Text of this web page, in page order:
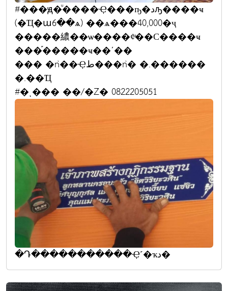
#���ԭ�ͧ����Ҿ���ҧ�دԡ����ҹ
(�Ҵ�ա6��ѧ) ��ѧ���40,000�ҷ
�����繷��ѡ����¢ͧ��С����ҹ
���֡�����ҹ��ʹ��
��� �ǹ��Ҿط���ǹ� �.������
�.��Ҵ
#�ͺ��� ��/�Ź� 0822205051
�Դ�����������Ҿ˹�ҡد�